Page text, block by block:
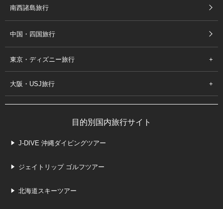
南西諸島旅行
中国・四国旅行
東京・ディズニー旅行
大阪・USJ旅行
目的別国内旅行サイト
J-DIVE 沖縄ダイビングツアー
ジェイトリップ ゴルフツアー
北海道スキーツアー